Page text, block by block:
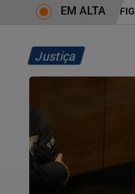
JEQUIÉ DEIXA DE
EM ALTA
Justiça